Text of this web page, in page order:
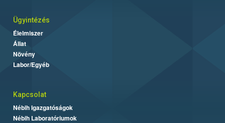
Ügyintézés
Élelmiszer
Állat
Növény
Labor/Egyéb
Kapcsolat
Nébih Igazgatóságok
Nébih Laboratóriumok